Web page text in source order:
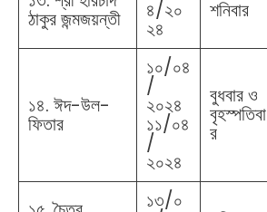
ঠাকুর জন্মজয়ন্তী ৪/২০
২৪
শনিবার
১৪. ঈদ-উল-
ফিতার
১০/০৪
/
২০২৪
১১/০৪
/
২০২৪
বুধবার ও
বৃহস্পতিবা
র
১৩/০